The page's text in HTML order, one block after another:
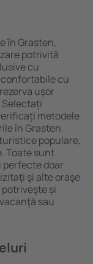
în Grasten,
potrivită
cu
cu
uşor
metodele
în Grasten
populare,
Toate sunt
perfecte doar
şi alte oraşe
și
sau